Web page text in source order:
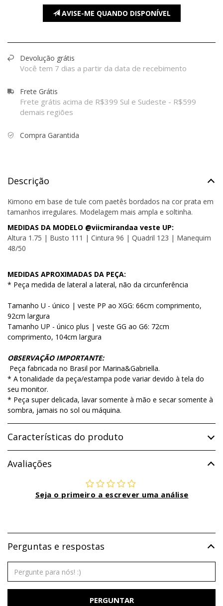
AVISE-ME QUANDO DISPONÍVEL
Devolução grátis
Você tem 7 dias a partir da data de recebimento
Frete Grátis
Frete grátis acima de R$399 Sul e Sudeste - R$599
demais regiões
Compra Garantida
Descrição
Kimono em base de tule com paetês bordados na cor prata em
tamanhos irregulares. Modelagem mais ampla e soltinha.
MEDIDAS DA MODELO @viicmirandaa veste UP:
Altura 1.75 | Busto 111 | Cintura 96 | Quadril 123 | Manequim
48/50
MEDIDAS APROXIMADAS DA PEÇA:
* Peça medida de lateral a lateral, não da circunferência
Tamanho U - único | veste PP ao XGG: 66cm comprimento,
92cm largura
Tamanho UP - único plus | veste GG ao G6: 72cm
comprimento, 104cm largura
OBSERVAÇÃO IMPORTANTE:
Peça fabricada no Brasil por Marina&Gabriella.
* A tonalidade da peça/estampa pode variar devido à tela do
seu monitor.
* Peça super delicada, lavar somente à mão e secar somente à
sombra, jamais no sol ou máquina.
Características do produto
Avaliações
Seja o primeiro a escrever uma análise
Perguntas e respostas
PERGUNTAR